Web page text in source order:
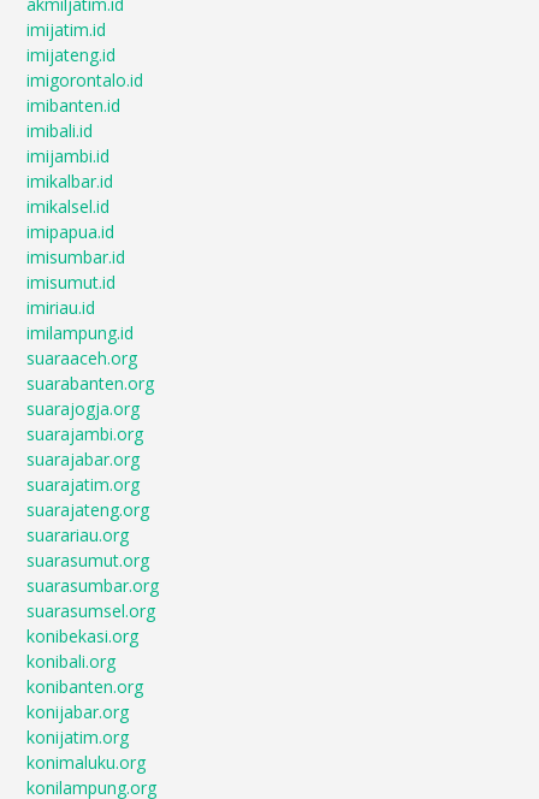
akmiljatim.id
imijatim.id
imijateng.id
imigorontalo.id
imibanten.id
imibali.id
imijambi.id
imikalbar.id
imikalsel.id
imipapua.id
imisumbar.id
imisumut.id
imiriau.id
imilampung.id
suaraaceh.org
suarabanten.org
suarajogja.org
suarajambi.org
suarajabar.org
suarajatim.org
suarajateng.org
suarariau.org
suarasumut.org
suarasumbar.org
suarasumsel.org
konibekasi.org
konibali.org
konibanten.org
konijabar.org
konijatim.org
konimaluku.org
konilampung.org